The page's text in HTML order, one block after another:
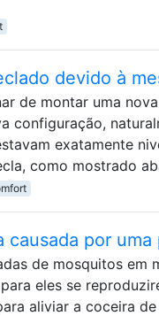
devido à
de montar uma
configuração,
exatamente
como mostrado
causada por
de mosquitos em
eles se
aliviar a coceira